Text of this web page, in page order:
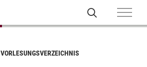
VORLESUNGSVERZEICHNIS